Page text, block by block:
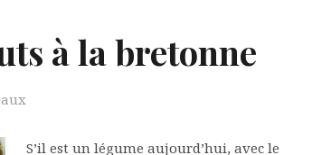
à la bretonne
S’il est un légume aujourd’hui, avec le